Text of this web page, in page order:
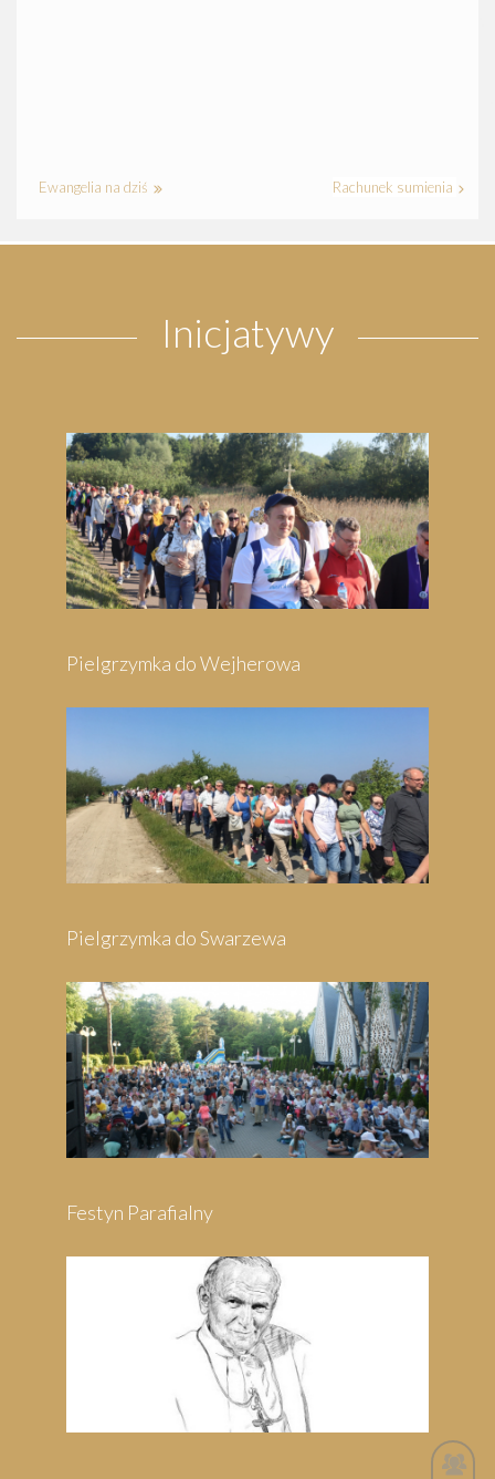
Ewangelia na dziś Rachunek sumienia
Inicjatywy
Pielgrzymka do Wejherowa
Pielgrzymka do Swarzewa
Festyn Parafialny